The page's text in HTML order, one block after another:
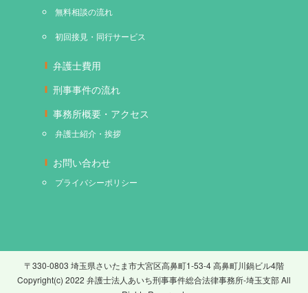
無料相談の流れ
初回接見・同行サービス
弁護士費用
刑事事件の流れ
事務所概要・アクセス
弁護士紹介・挨拶
お問い合わせ
プライバシーポリシー
〒330-0803 埼玉県さいたま市大宮区高鼻町1-53-4 高鼻町川鍋ビル4階
Copyright(c) 2022 弁護士法人あいち刑事事件総合法律事務所-埼玉支部 All